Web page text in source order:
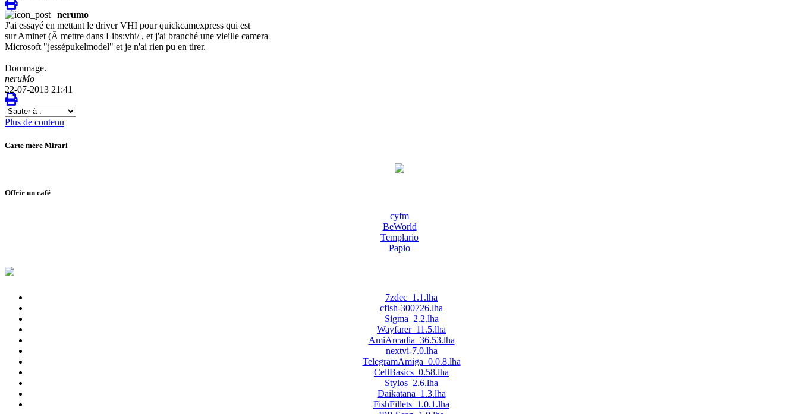
nerumo
J'ai essayé en mettant le driver VHI pour quickcamexpress qui est
sur Aminet (Ã mettre dans Libs:vhi/ , et j'ai branché une vieille camera
Microsoft "jessépukelmodel" et je n'ai rien pu en tirer.
Dommage.
neruMo
22-07-2013 21:41
Sauter
à
Plus de contenu
Carte mère Mirari
Offrir un café
cyfm
BeWorld
Templario
Papio
7zdec_1.1.lha
cfish-300726.lha
Sigma_2.2.lha
Wayfarer_11.5.lha
AmiArcadia_36.53.lha
nextvi-7.0.lha
TelegramAmiga_0.0.8.lha
CellBasics_0.58.lha
Stylos_2.6.lha
Daikatana_1.3.lha
FishFillets_1.0.1.lha